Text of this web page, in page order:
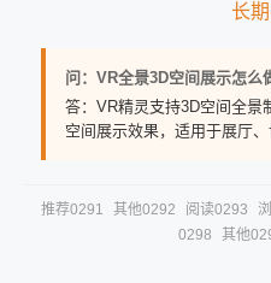
长
问：VR全景3D空间展示怎么
答：VR精灵支持3D空间全景
空间展示效果，适用于展厅
推荐0291 其他0292 阅读0293
0298
其他